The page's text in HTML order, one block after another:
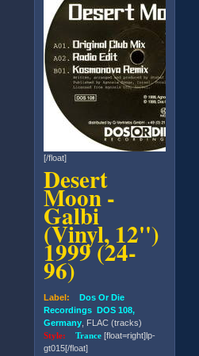
[/float]
Desert
Moon -
Galbi
(Vinyl, 12'')
1999 (24-
96)
Label: Dos Or Die
Recordings DOS 108,
Germany , FLAC (tracks)
Style:Trance[float=right]lp-
gt015[/float]